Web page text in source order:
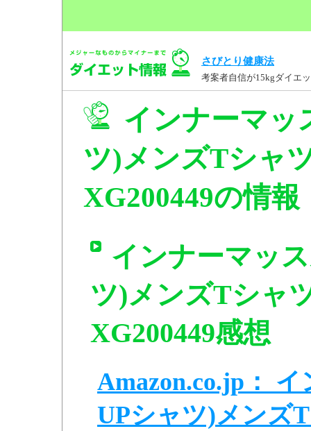
さびとり健康法
考案者自信が15kgダイエ
インナーマッ
ツ)メンズTシャ
XG200449の情報
インナーマッ
ツ)メンズTシャ
XG200449感想
Amazon.co.jp：
UPシャツ)メンズ